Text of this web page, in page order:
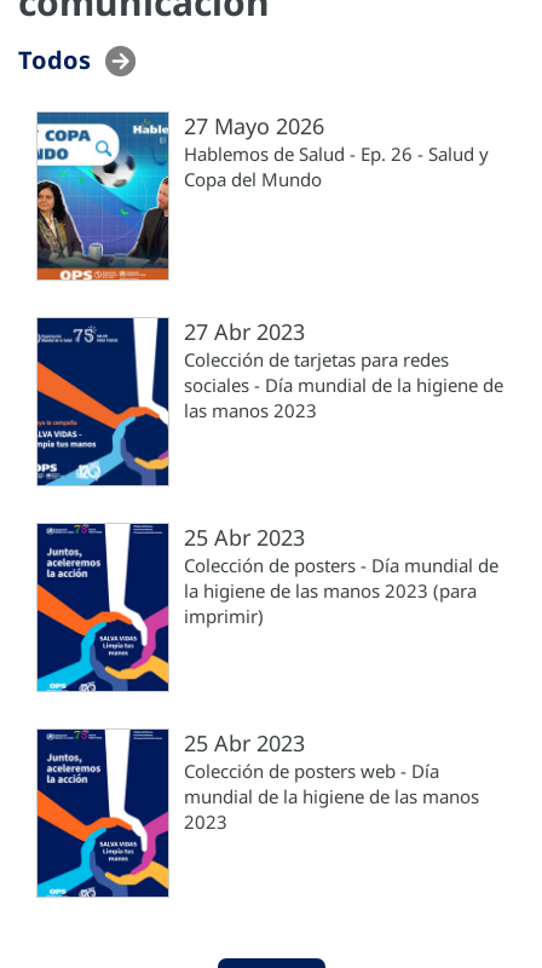
Todos
27 Mayo 2026
Hablemos de Salud - Ep. 26 - Salud y
Copa del Mundo
27 Abr 2023
Colección de tarjetas para redes
sociales - Día mundial de la higiene de
las manos 2023
25 Abr 2023
Colección de posters - Día mundial de
la higiene de las manos 2023 (para
imprimir)
25 Abr 2023
Colección de posters web - Día
mundial de la higiene de las manos
2023